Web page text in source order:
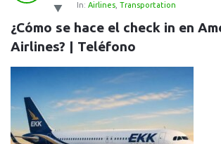
Latest
Questions
In: Airlines Transportation
¿Cómo se hace el check in en
Airlines? | Teléfono